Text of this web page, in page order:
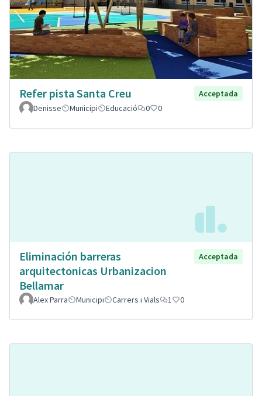
Refer pista Santa Creu
Acceptada
Denisse
Municipi Educació 0 0
Eliminación barreras
arquitectonicas Urbanizacion
Bellamar
Acceptada
Alex Parra Municipi Carrers i Vials 1 0